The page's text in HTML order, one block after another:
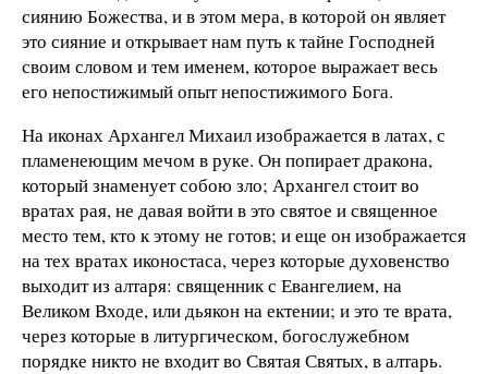
сиянию Божества, и в этом мера, в которой он являет
это сияние и открывает нам путь к тайне Господней
своим словом и тем именем, которое выражает весь
его непостижимый опыт непостижимого Бога.
На иконах Архангел Михаил изображается в латах, с
пламенеющим мечом в руке. Он попирает дракона,
который знаменует собою зло; Архангел стоит во
вратах рая, не давая войти в это святое и священное
место тем, кто к этому не готов; и еще он изображается
на тех вратах иконостаса, через которые духовенство
выходит из алтаря: священник с Евангелием, на
Великом Входе, или дьякон на ектении; и это те врата,
через которые в литургическом, богослужебном
порядке никто не входит во Святая Святых, в алтарь.